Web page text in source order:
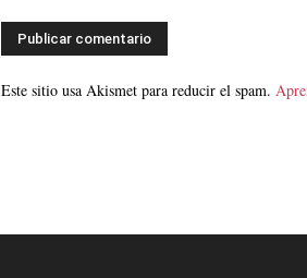
Este sitio usa Akismet para reducir el spam.